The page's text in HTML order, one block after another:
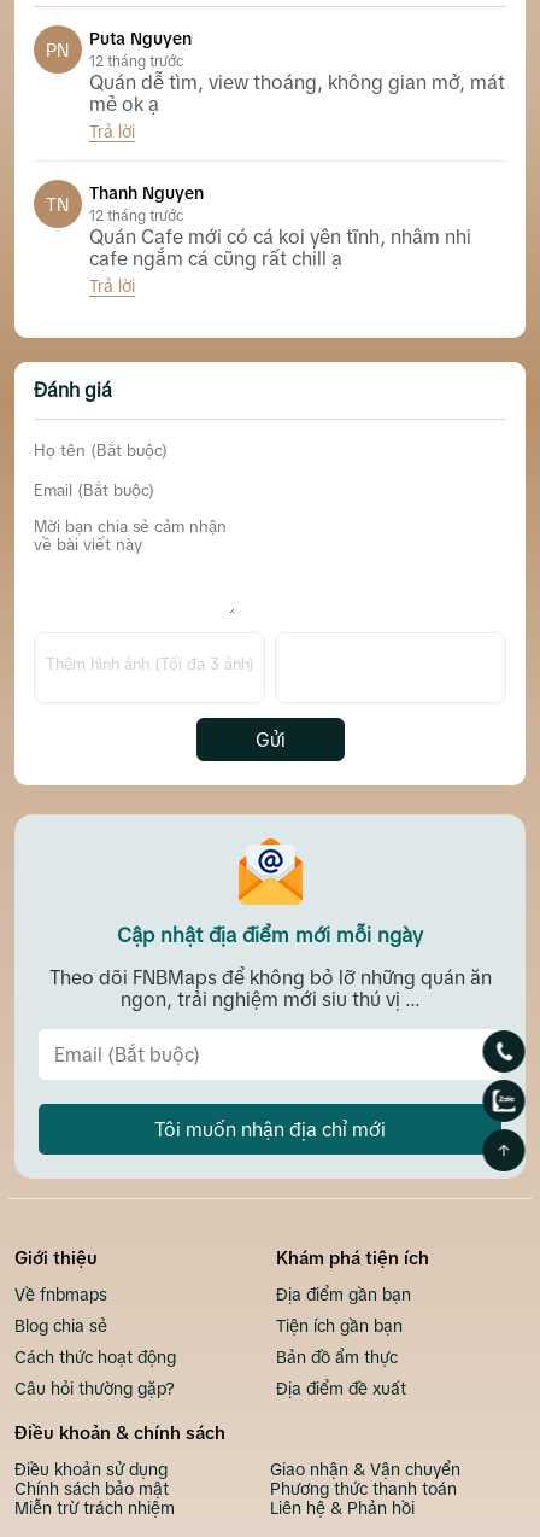
PN
Puta Nguyen
12 tháng trước
Quán dễ tìm, view thoáng, không gian mở, mát
mẻ ok ạ
Trả lời
TN
Thanh Nguyen
12 tháng trước
Quán Cafe mới có cá koi yên tĩnh, nhâm nhi
cafe ngắm cá cũng rất chill ạ
Trả lời
Đánh giá
Thêm hình ảnh (Tối đa 3 ảnh)
Gửi
Cập nhật địa điểm mới mỗi ngày
Theo dõi FNBMaps để không bỏ lỡ những quán ăn
ngon, trải nghiệm mới siu thú vị ...
Tôi muốn nhận địa chỉ mới
Giới thiệu
Về fnbmaps
Blog chia sẻ
Cách thức hoạt động
Câu hỏi thường gặp?
Khám phá tiện ích
Địa điểm gần bạn
Tiện ích gần bạn
Bản đồ ẩm thực
Địa điểm đề xuất
Điều khoản & chính sách
Điều khoản sử dụng
Chính sách bảo mật
Miễn trừ trách nhiệm
Giao nhận & Vận chuyển
Phương thức thanh toán
Liên hệ & Phản hồi